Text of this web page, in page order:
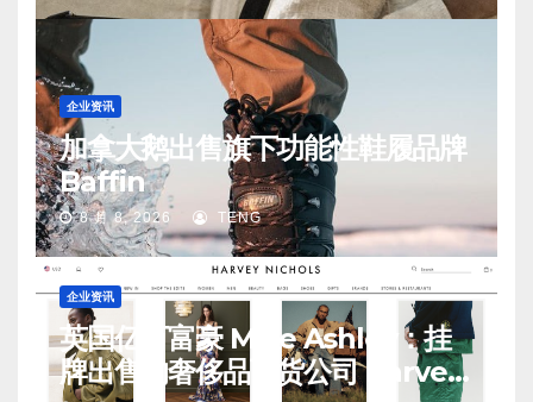
企业资讯
加拿大鹅出售旗下功能性鞋履品牌
Baffin
8 月 8, 2026 TENG
企业资讯
英国亿万富豪 Mike Ashley：挂
牌出售的奢侈品百货公司 Harvey